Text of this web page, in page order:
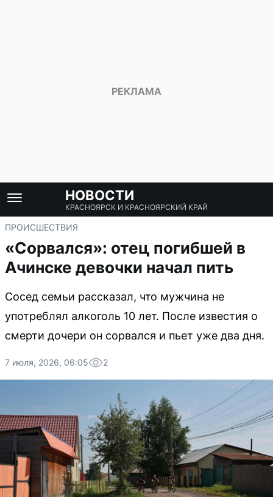
НОВОСТИ
КРАСНОЯРСК И КРАСНОЯРСКИЙ КРАЙ
ПРОИСШЕСТВИЯ
«Сорвался»: отец погибшей в
Ачинске девочки начал пить
Сосед семьи рассказал, что мужчина не
употреблял алкоголь 10 лет. После известия о
смерти дочери он сорвался и пьет уже два дня.
7 июля, 2026, 06:05 2